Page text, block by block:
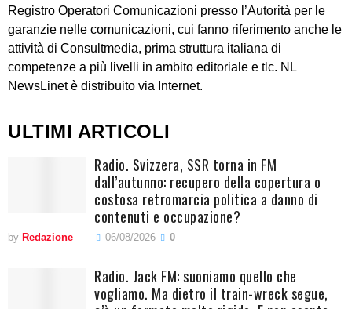
Registro Operatori Comunicazioni presso l’Autorità per le
garanzie nelle comunicazioni, cui fanno riferimento anche le
attività di Consultmedia, prima struttura italiana di
competenze a più livelli in ambito editoriale e tlc. NL
NewsLinet è distribuito via Internet.
ULTIMI ARTICOLI
Radio. Svizzera, SSR torna in FM
dall’autunno: recupero della copertura o
costosa retromarcia politica a danno di
contenuti e occupazione?
by Redazione 06/08/2026 0
Radio. Jack FM: suoniamo quello che
vogliamo. Ma dietro il train-wreck segue,